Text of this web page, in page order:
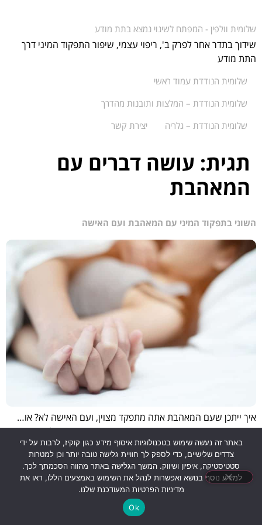
שלומית וולפין - המפתח לשינוי נמצא בתת מודע
שידוך בתדר אחר לפרק ב', ריפוי עצמי, שיפור התפקוד המיני דרך
התת מודע
שלומית הנודדת עמוד ראשי
שלומית הנודדת – המלצות ותובנות מהדרך
שלומית הנודדת – גלריה
יצירת קשר
תגית: עושה דברים עם
המאהבת
השוני בתפקוד המיני עם המאהבת ועם האישה
איך ייתכן שעם המאהבת אתה מתפקד מצוין, ועם האישה לא? או…
איך ייתכן שעם האישה אתה מתפקד אש, ועם המאהבת לא?
באתר זה נעשה שימוש בטכנולוגיות איסוף מידע כגון קוקיז, לרבות על ידי
צדדים שלישיים, כדי לספק לך חוויית גלישה טובה יותר וכן למטרות
סטטיסטיקה, איפיון ושיווק. המשך הגלישה באתר מהווה הסכמתך לכך.
למידע נוסף בנושא ואפשרות לנהל את השימוש באמצעים הללו, ראו את
מדיניות הפרטיות המעודכנת שלנו.
Ok